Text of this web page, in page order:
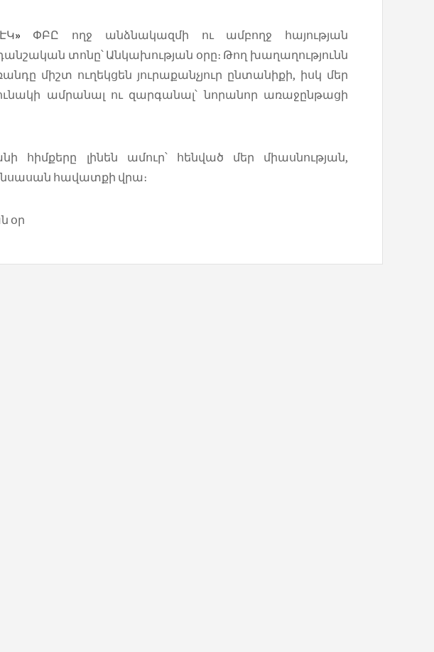
» ՓԲԸ ողջ անձնակազմի ու ամբողջ հայության
տոնը՝ Անկախության օրը։ Թող խաղաղությունն
միշտ ուղեկցեն յուրաքանչյուր ընտանիքի, իսկ մեր
ամրանալ ու զարգանալ՝ նորանոր առաջընթացի
լինեն ամուր՝ հենված մեր միասնության,
հավատքի վրա։
օր